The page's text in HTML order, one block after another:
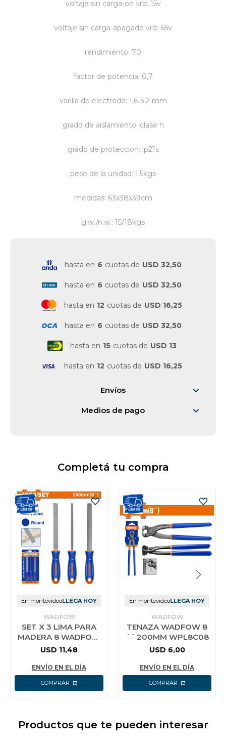
voltaje sin carga-on vrd: 15v
voltaje sin carga-apagado vrd: 65v
rendimiento: 70
factor de potencia: 0,7
varilla de electrodo: 1,6-3,2 mm
grado de aislamiento: clase h
grado de proteccion: ip21s
peso de la unidad: 1.5kgs
medidas: 63x38x39cm
g.w./n.w.: 15/18kgs
hasta en 6 cuotas de USD 32,50
hasta en 6 cuotas de USD 32,50
hasta en 12 cuotas de USD 16,25
hasta en 6 cuotas de USD 32,50
hasta en 15 cuotas de USD 13
hasta en 12 cuotas de USD 16,25
Envíos
Medios de pago
Completá tu compra
En montevideoLLEGA HOY
WADFOW
SET X 3 LIMA PARA
MADERA 8 WADFOW
WSF1403
USD 11,48
ENVÍO EN EL DÍA
En montevideoLLEGA HOY
WADFOW
TENAZA WADFOW 8
´´ 200MM WPL8C08
USD 6,00
ENVÍO EN EL DÍA
Productos que te pueden interesar